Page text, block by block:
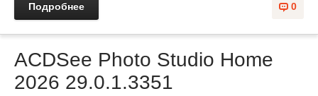
0
Подробнее
ACDSee Photo Studio Home
2026 29.0.1.3351